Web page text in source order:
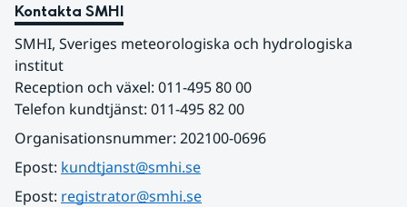
Kontakta SMHI
SMHI, Sveriges meteorologiska och hydrologiska
institut
Reception och växel: 011-495 80 00
Telefon kundtjänst: 011-495 82 00
Organisationsnummer: 202100-0696
Epost: kundtjanst@smhi.se
Epost: registrator@smhi.se